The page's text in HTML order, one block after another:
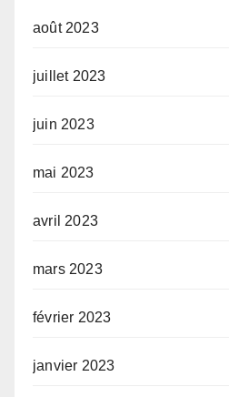
août 2023
juillet 2023
juin 2023
mai 2023
avril 2023
mars 2023
février 2023
janvier 2023